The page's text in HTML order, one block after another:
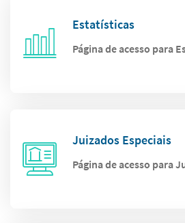
Estatísticas
Página de acesso para
Juizados Especiais
Página de acesso para